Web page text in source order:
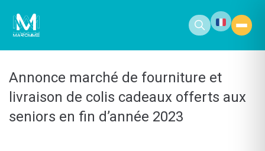
principal
Annonce marché de fourniture et
livraison de colis cadeaux offerts aux
seniors en fin d’année 2023